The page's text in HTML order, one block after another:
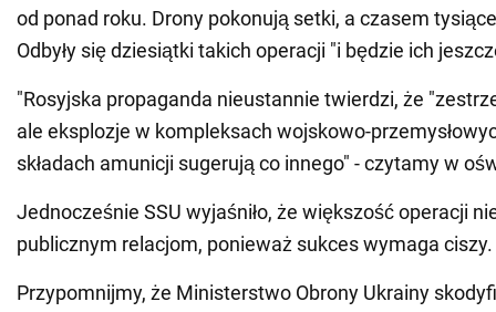
od ponad roku. Drony pokonują setki, a czasem
Odbyły się dziesiątki takich operacji "i będzie ich
"Rosyjska propaganda nieustannie twierdzi, że
ale eksplozje w kompleksach wojskowo-
składach amunicji sugerują co innego" - czytamy w
Jednocześnie SSU wyjaśniło, że większość operacji
publicznym relacjom, ponieważ sukces wymaga ciszy.
Przypomnijmy, że Ministerstwo Obrony Ukrainy